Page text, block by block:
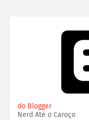
do Blogger
Nerd Até o Caroço